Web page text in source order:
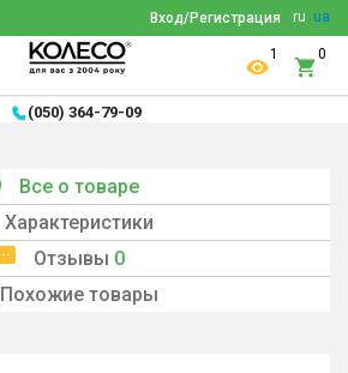
ru ua
Вход/Регистрация
1 0
(050) 364-79-09
Все о товаре
Характеристики
Отзывы 0
Похожие товары